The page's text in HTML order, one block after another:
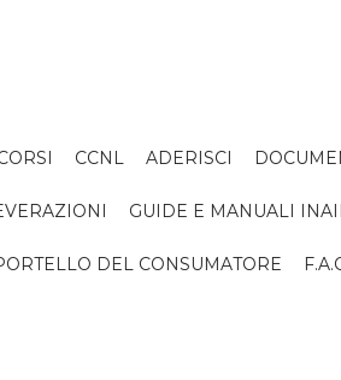
CCNL ADERISCI
GUIDE E MANUALI
DEL CONSUMATORE